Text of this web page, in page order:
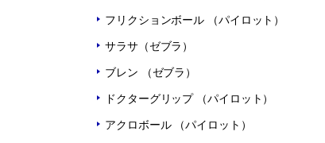
フリクションボール （パイロット）
サラサ（ゼブラ）
ブレン （ゼブラ）
ドクターグリップ （パイロット）
アクロボール （パイロット）